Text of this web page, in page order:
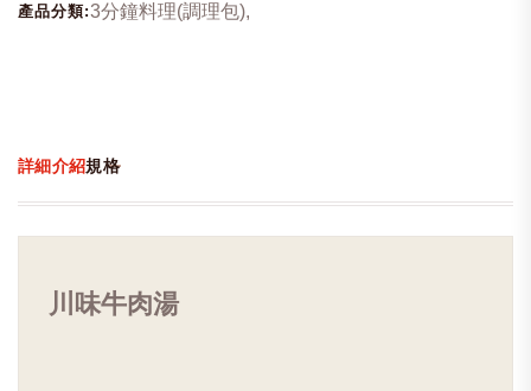
產品分類:3分鐘料理(調理包),
詳細介紹規格
川味牛肉湯